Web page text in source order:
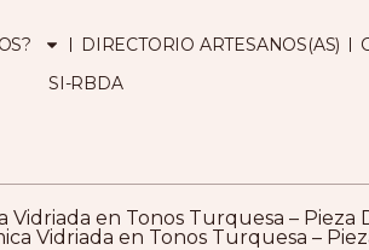
DIRECTORIO ARTESANOS(AS)
SI-RBDA
Vidriada en Tonos Turquesa – Pieza
Vidriada en Tonos Turquesa –